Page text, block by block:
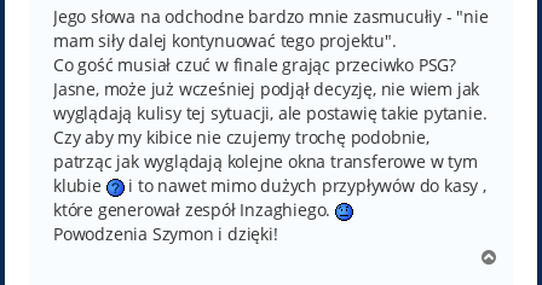
t
Jego słowa na odchodne bardzo mnie zasmucułiy - "nie
mam siły dalej kontynuować tego projektu".
Co gość musiał czuć w finale grając przeciwko PSG?
Jasne, może już wcześniej podjął decyzję, nie wiem jak
wyglądają kulisy tej sytuacji, ale postawię takie pytanie.
Czy aby my kibice nie czujemy trochę podobnie,
patrząc jak wyglądają kolejne okna transferowe w tym
klubie
i to nawet mimo dużych przypływów do kasy ,
które generował zespół Inzaghiego.
Powodzenia Szymon i dzięki!